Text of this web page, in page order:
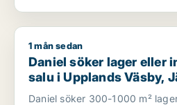
Daniel söker lager eller
1 mån sedan
Daniel söker lager eller
salu i Upplands Väsby,
m.fl.
Daniel söker 300-1000 m²